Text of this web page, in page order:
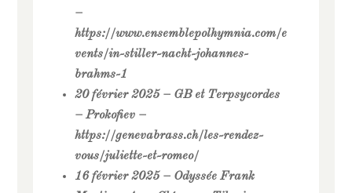
–
https://www.ensemblepolhymnia.com/e
vents/in-stiller-nacht-johannes-
brahms-1
20 février 2025 – GB et Terpsycordes
– Prokofiev –
https://genevabrass.ch/les-rendez-
vous/juliette-et-romeo/
16 février 2025 – Odyssée Frank